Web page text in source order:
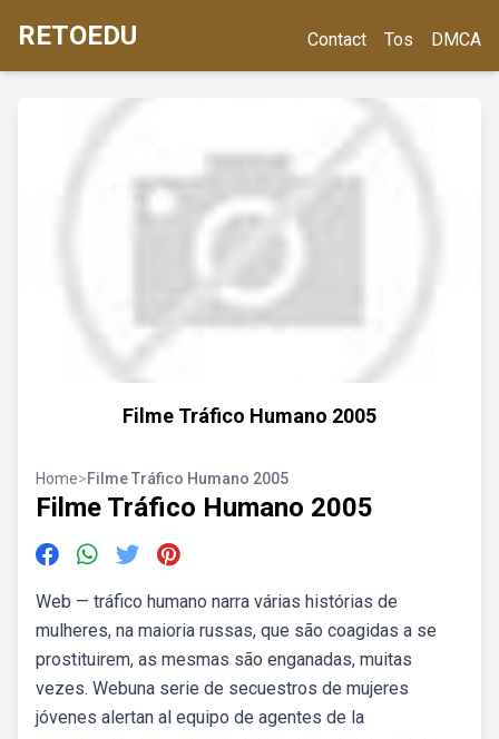
RETOEDU Contact Tos DMCA
Filme Tráfico Humano 2005
Home>Filme Tráfico Humano 2005
Filme Tráfico Humano 2005
Web — tráfico humano narra várias histórias de
mulheres, na maioria russas, que são coagidas a se
prostituirem, as mesmas são enganadas, muitas
vezes. Webuna serie de secuestros de mujeres
jóvenes alertan al equipo de agentes de la